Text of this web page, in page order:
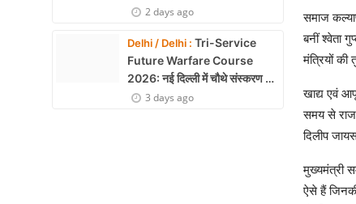
याचिका2 days ago
Delhi / Delhi : Tri-Service
Future Warfare Course
2026: नई दिल्ली में चौथे संस्करण का
शुभारंभ3 days ago
समाज
बनीं श्वेता
मंत्रियों की
खाद्य एवं
समय से
दिलीप
मुख्यमंत्री
ऐसे हैं